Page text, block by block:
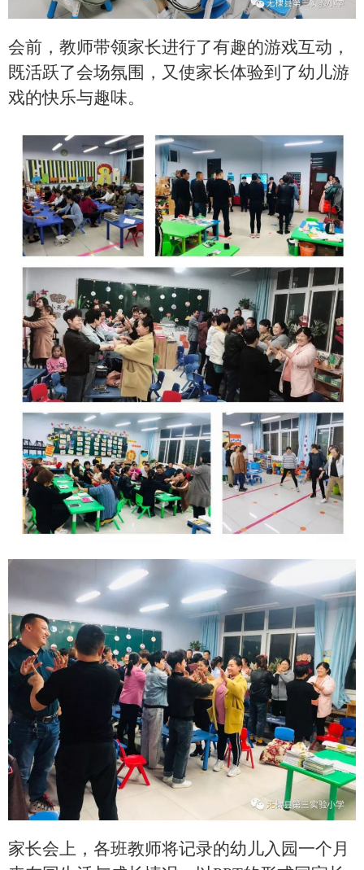
会前，教师带领家长进行了有趣的游戏互动，
既活跃了会场氛围，又使家长体验到了幼儿游
戏的快乐与趣味。
家长会上，各班教师将记录的幼儿入园一个月